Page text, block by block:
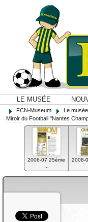
LE MUSÉE
FCN-Museum Le musée
Miroir du Football "Nantes
2006-07 25ème
2008-